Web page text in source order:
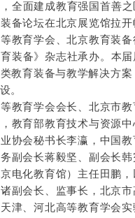
全面建成教育强国首善
备论坛在北京展览馆拉
教育学会、北京教育装
育装备》杂志社承办。本
教育装备与教学解决方
。
育学会会长、北京市教
教育部教育技术与资源
协会秘书长李瀛，中国
副会长蒋毅坚、副会长
电化教育馆）主任田鹏
副会长、监事长，北京
津、河北高等教育学会